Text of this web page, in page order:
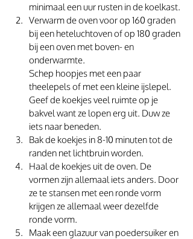
minimaal een uur rusten in de koelkast.
Verwarm de oven voor op 160 graden
bij een heteluchtoven of op 180 graden
bij een oven met boven- en
onderwarmte.
Schep hoopjes met een paar
theelepels of met een kleine ijslepel.
Geef de koekjes veel ruimte op je
bakvel want ze lopen erg uit. Duw ze
iets naar beneden.
Bak de koekjes in 8-10 minuten tot de
randen net lichtbruin worden.
Haal de koekjes uit de oven. De
vormen zijn allemaal iets anders. Door
ze te stansen met een ronde vorm
krijgen ze allemaal weer dezelfde
ronde vorm.
Maak een glazuur van poedersuiker en